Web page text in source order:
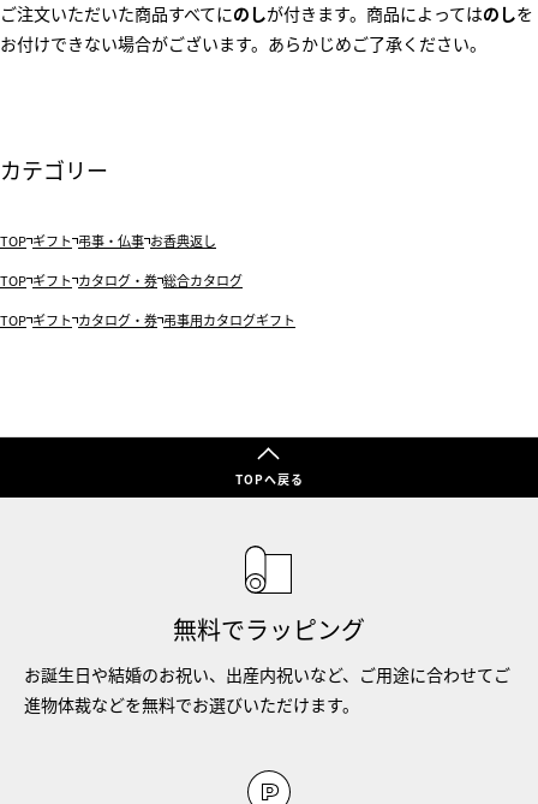
ご注文いただいた商品すべてにのしが付きます。商品によってはのしを
お付けできない場合がございます。あらかじめご了承ください。
カテゴリー
TOP ギフト 弔事・仏事 お香典返し
TOP ギフト カタログ・券 総合カタログ
TOP ギフト カタログ・券 弔事用カタログギフト
TOPへ戻る
無料でラッピング
お誕生日や結婚のお祝い、出産内祝いなど、ご用途に合わせてご
進物体裁などを無料でお選びいただけます。